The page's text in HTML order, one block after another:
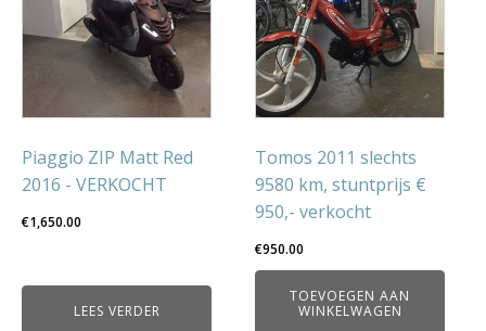
Piaggio ZIP Matt Red
2016 - VERKOCHT
€1,650.00
LEES VERDER
Tomos 2011 slechts
9580 km, stuntprijs €
950,- verkocht
€950.00
TOEVOEGEN AAN
WINKELWAGEN